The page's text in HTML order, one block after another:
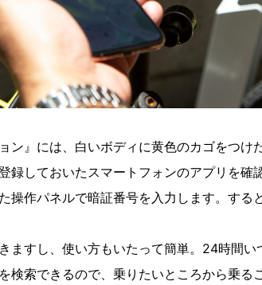
ン』には、白いボディに黄色のカゴをつけ
録しておいたスマートフォンのアプリを確
操作パネルで暗証番号を入力します。する
ますし、使い方もいたって簡単。24時間
検索できるので、乗りたいところから乗る